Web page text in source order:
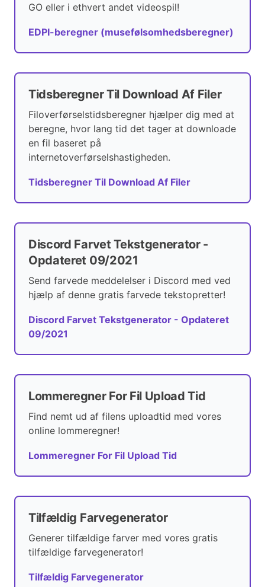
GO eller i ethvert andet videospil!
EDPI-beregner (musefølsomhedsberegner)
Tidsberegner Til Download Af Filer
Filoverførselstidsberegner hjælper dig med at
beregne, hvor lang tid det tager at downloade
en fil baseret på
internetoverførselshastigheden.
Tidsberegner Til Download Af Filer
Discord Farvet Tekstgenerator -
Opdateret 09/2021
Send farvede meddelelser i Discord med ved
hjælp af denne gratis farvede tekstopretter!
Discord Farvet Tekstgenerator - Opdateret
09/2021
Lommeregner For Fil Upload Tid
Find nemt ud af filens uploadtid med vores
online lommeregner!
Lommeregner For Fil Upload Tid
Tilfældig Farvegenerator
Generer tilfældige farver med vores gratis
tilfældige farvegenerator!
Tilfældig Farvegenerator